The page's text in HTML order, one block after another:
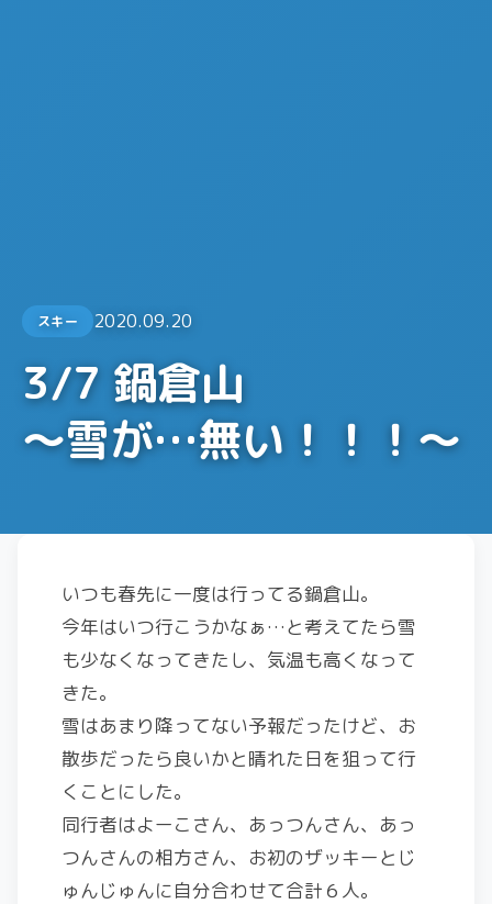
スキー 2020.09.20
3/7 鍋倉山
〜雪が…無い！！！〜
いつも春先に一度は行ってる鍋倉山。
今年はいつ行こうかなぁ…と考えてたら雪
も少なくなってきたし、気温も高くなって
きた。
雪はあまり降ってない予報だったけど、お
散歩だったら良いかと晴れた日を狙って行
くことにした。
同行者はよーこさん、あっつんさん、あっ
つんさんの相方さん、お初のザッキーとじ
ゅんじゅんに自分合わせて合計６人。